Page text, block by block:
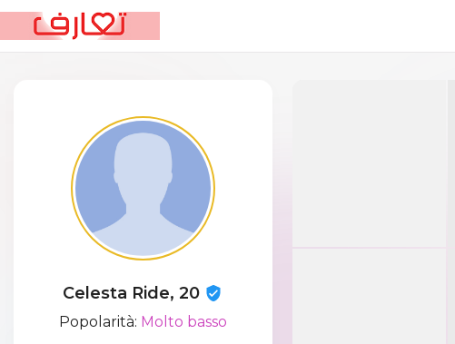
Celesta Ride, 20
Popolarità: Molto basso